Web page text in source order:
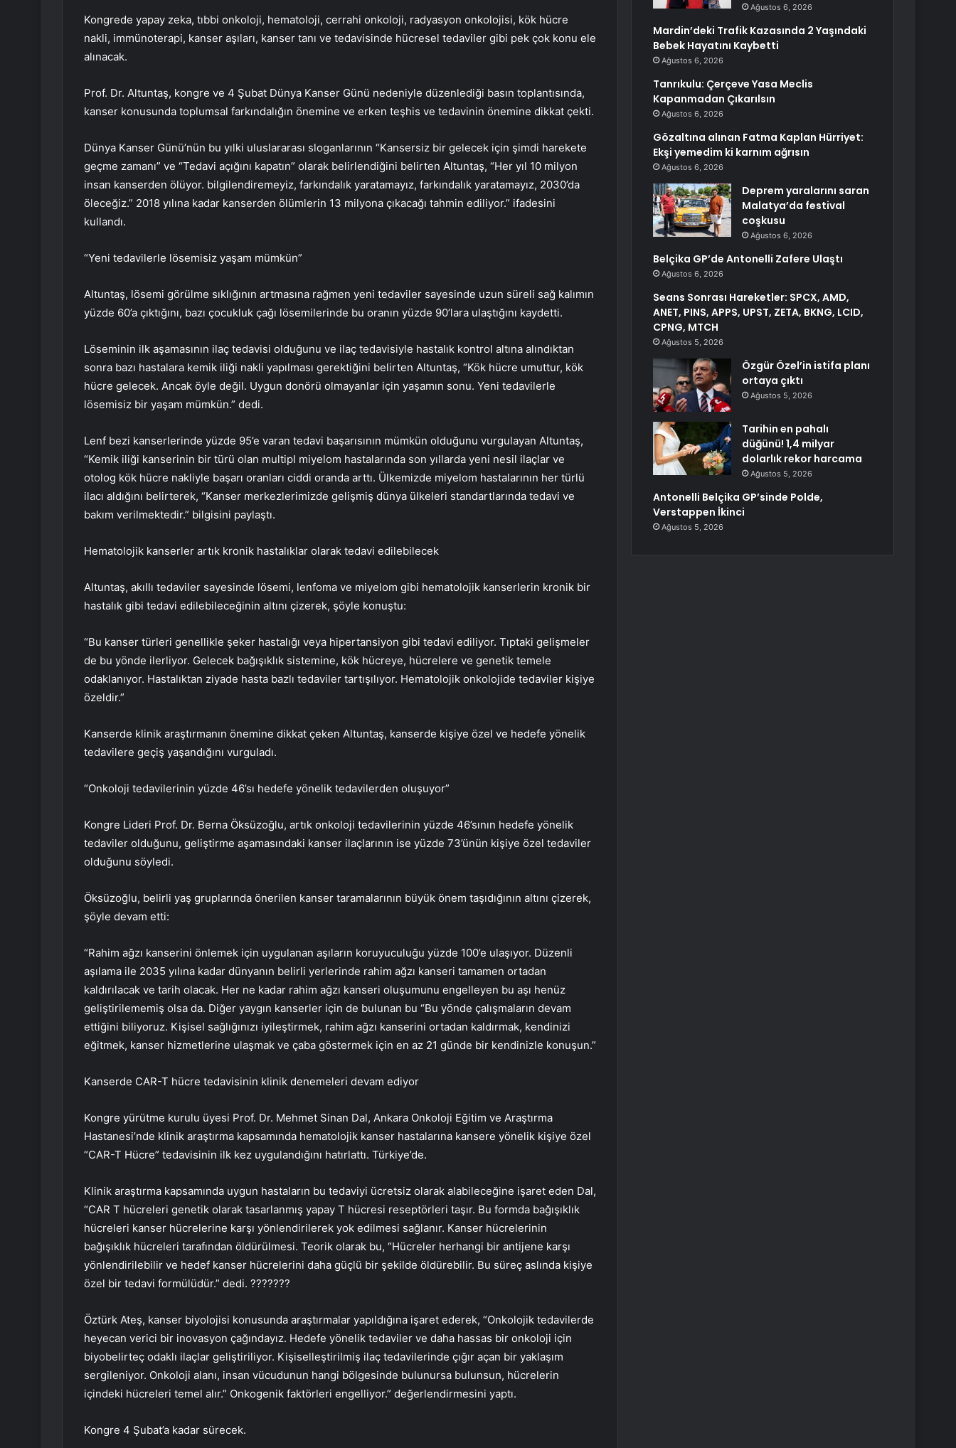
Kongrede yapay zeka, tıbbi onkoloji, hematoloji, cerrahi onkoloji, radyasyon onkolojisi, kök hücre
nakli, immünoterapi, kanser aşıları, kanser tanı ve tedavisinde hücresel tedaviler gibi pek çok konu ele
alınacak.
Prof. Dr. Altuntaş, kongre ve 4 Şubat Dünya Kanser Günü nedeniyle düzenlediği basın toplantısında,
kanser konusunda toplumsal farkındalığın önemine ve erken teşhis ve tedavinin önemine dikkat çekti.
Dünya Kanser Günü’nün bu yılki uluslararası sloganlarının “Kansersiz bir gelecek için şimdi harekete
geçme zamanı” ve “Tedavi açığını kapatın” olarak belirlendiğini belirten Altuntaş, “Her yıl 10 milyon
insan kanserden ölüyor. bilgilendiremeyiz, farkındalık yaratamayız, farkındalık yaratamayız, 2030’da
öleceğiz.” 2018 yılına kadar kanserden ölümlerin 13 milyona çıkacağı tahmin ediliyor.” ifadesini
kullandı.
“Yeni tedavilerle lösemisiz yaşam mümkün”
Altuntaş, lösemi görülme sıklığının artmasına rağmen yeni tedaviler sayesinde uzun süreli sağ kalımın
yüzde 60’a çıktığını, bazı çocukluk çağı lösemilerinde bu oranın yüzde 90’lara ulaştığını kaydetti.
Löseminin ilk aşamasının ilaç tedavisi olduğunu ve ilaç tedavisiyle hastalık kontrol altına alındıktan
sonra bazı hastalara kemik iliği nakli yapılması gerektiğini belirten Altuntaş, “Kök hücre umuttur, kök
hücre gelecek. Ancak öyle değil. Uygun donörü olmayanlar için yaşamın sonu. Yeni tedavilerle
lösemisiz bir yaşam mümkün.” dedi.
Lenf bezi kanserlerinde yüzde 95’e varan tedavi başarısının mümkün olduğunu vurgulayan Altuntaş,
“Kemik iliği kanserinin bir türü olan multipl miyelom hastalarında son yıllarda yeni nesil ilaçlar ve
otolog kök hücre nakliyle başarı oranları ciddi oranda arttı. Ülkemizde miyelom hastalarının her türlü
ilacı aldığını belirterek, “Kanser merkezlerimizde gelişmiş dünya ülkeleri standartlarında tedavi ve
bakım verilmektedir.” bilgisini paylaştı.
Hematolojik kanserler artık kronik hastalıklar olarak tedavi edilebilecek
Altuntaş, akıllı tedaviler sayesinde lösemi, lenfoma ve miyelom gibi hematolojik kanserlerin kronik bir
hastalık gibi tedavi edilebileceğinin altını çizerek, şöyle konuştu:
“Bu kanser türleri genellikle şeker hastalığı veya hipertansiyon gibi tedavi ediliyor. Tıptaki gelişmeler
de bu yönde ilerliyor. Gelecek bağışıklık sistemine, kök hücreye, hücrelere ve genetik temele
odaklanıyor. Hastalıktan ziyade hasta bazlı tedaviler tartışılıyor. Hematolojik onkolojide tedaviler kişiye
özeldir.”
Kanserde klinik araştırmanın önemine dikkat çeken Altuntaş, kanserde kişiye özel ve hedefe yönelik
tedavilere geçiş yaşandığını vurguladı.
“Onkoloji tedavilerinin yüzde 46’sı hedefe yönelik tedavilerden oluşuyor”
Kongre Lideri Prof. Dr. Berna Öksüzoğlu, artık onkoloji tedavilerinin yüzde 46’sının hedefe yönelik
tedaviler olduğunu, geliştirme aşamasındaki kanser ilaçlarının ise yüzde 73’ünün kişiye özel tedaviler
olduğunu söyledi.
Öksüzoğlu, belirli yaş gruplarında önerilen kanser taramalarının büyük önem taşıdığının altını çizerek,
şöyle devam etti:
“Rahim ağzı kanserini önlemek için uygulanan aşıların koruyuculuğu yüzde 100’e ulaşıyor. Düzenli
aşılama ile 2035 yılına kadar dünyanın belirli yerlerinde rahim ağzı kanseri tamamen ortadan
kaldırılacak ve tarih olacak. Her ne kadar rahim ağzı kanseri oluşumunu engelleyen bu aşı henüz
geliştirilememiş olsa da. Diğer yaygın kanserler için de bulunan bu “Bu yönde çalışmaların devam
ettiğini biliyoruz. Kişisel sağlığınızı iyileştirmek, rahim ağzı kanserini ortadan kaldırmak, kendinizi
eğitmek, kanser hizmetlerine ulaşmak ve çaba göstermek için en az 21 günde bir kendinizle konuşun.”
Kanserde CAR-T hücre tedavisinin klinik denemeleri devam ediyor
Kongre yürütme kurulu üyesi Prof. Dr. Mehmet Sinan Dal, Ankara Onkoloji Eğitim ve Araştırma
Hastanesi’nde klinik araştırma kapsamında hematolojik kanser hastalarına kansere yönelik kişiye özel
“CAR-T Hücre” tedavisinin ilk kez uygulandığını hatırlattı. Türkiye’de.
Klinik araştırma kapsamında uygun hastaların bu tedaviyi ücretsiz olarak alabileceğine işaret eden Dal,
“CAR T hücreleri genetik olarak tasarlanmış yapay T hücresi reseptörleri taşır. Bu formda bağışıklık
hücreleri kanser hücrelerine karşı yönlendirilerek yok edilmesi sağlanır. Kanser hücrelerinin
bağışıklık hücreleri tarafından öldürülmesi. Teorik olarak bu, “Hücreler herhangi bir antijene karşı
yönlendirilebilir ve hedef kanser hücrelerini daha güçlü bir şekilde öldürebilir. Bu süreç aslında kişiye
özel bir tedavi formülüdür.” dedi. ???????
Öztürk Ateş, kanser biyolojisi konusunda araştırmalar yapıldığına işaret ederek, “Onkolojik tedavilerde
heyecan verici bir inovasyon çağındayız. Hedefe yönelik tedaviler ve daha hassas bir onkoloji için
biyobelirteç odaklı ilaçlar geliştiriliyor. Kişiselleştirilmiş ilaç tedavilerinde çığır açan bir yaklaşım
sergileniyor. Onkoloji alanı, insan vücudunun hangi bölgesinde bulunursa bulunsun, hücrelerin
içindeki hücreleri temel alır.” Onkogenik faktörleri engelliyor.” değerlendirmesini yaptı.
Kongre 4 Şubat’a kadar sürecek.
Ağustos 6, 2026
Mardin’deki Trafik Kazasında 2 Yaşındaki
Bebek Hayatını Kaybetti
Ağustos 6, 2026
Tanrıkulu: Çerçeve Yasa Meclis
Kapanmadan Çıkarılsın
Ağustos 6, 2026
Gözaltına alınan Fatma Kaplan Hürriyet:
Ekşi yemedim ki karnım ağrısın
Ağustos 6, 2026
Deprem yaralarını saran
Malatya’da festival
coşkusu
Ağustos 6, 2026
Belçika GP’de Antonelli Zafere Ulaştı
Ağustos 6, 2026
Seans Sonrası Hareketler: SPCX, AMD,
ANET, PINS, APPS, UPST, ZETA, BKNG, LCID,
CPNG, MTCH
Ağustos 5, 2026
Özgür Özel’in istifa planı
ortaya çıktı
Ağustos 5, 2026
Tarihin en pahalı
düğünü! 1,4 milyar
dolarlık rekor harcama
Ağustos 5, 2026
Antonelli Belçika GP’sinde Polde,
Verstappen İkinci
Ağustos 5, 2026